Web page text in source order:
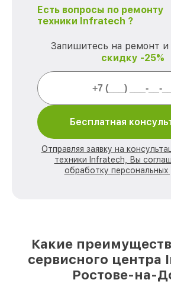
Есть вопросы по ремонту
техники Infratech ?
Запишитесь на ремонт и
скидку -25%
Бесплатная
Отправляя заявку на
техники Infratech, Вы
обработку
Какие
сервисного центра
Ростове-на-